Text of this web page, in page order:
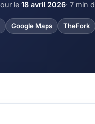
le 18 avril 2026· 7 min
Google Maps TheFork